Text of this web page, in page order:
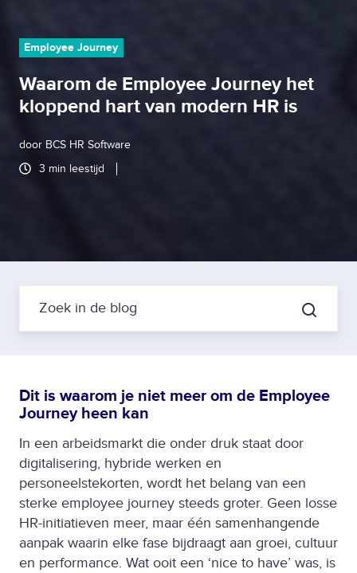
Employee Journey
Waarom de Employee Journey het
kloppend hart van modern HR is
door BCS HR Software
3 min leestijd
Dit is waarom je niet meer om de Employee
Journey heen kan
In een arbeidsmarkt die onder druk staat door
digitalisering, hybride werken en
personeelstekorten, wordt het belang van een
sterke employee journey steeds groter. Geen losse
HR-initiatieven meer, maar één samenhangende
aanpak waarin elke fase bijdraagt aan groei, cultuur
en performance. Wat ooit een ‘nice to have’ was, is